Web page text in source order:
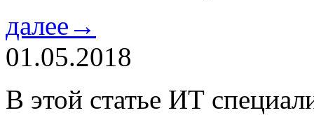
далее→
01.05.2018
В этой статье ИТ